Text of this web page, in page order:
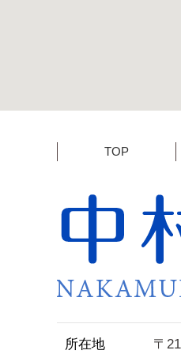
TOP
所在地 〒